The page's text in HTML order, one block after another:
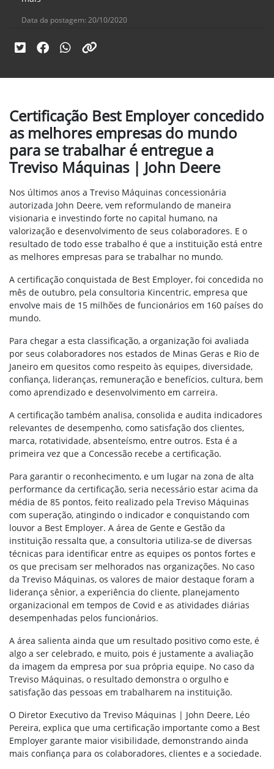
Data da postagem: 20/10/2020
Certificação Best Employer concedido
as melhores empresas do mundo
para se trabalhar é entregue a
Treviso Máquinas | John Deere
Nos últimos anos a Treviso Máquinas concessionária
autorizada John Deere, vem reformulando de maneira
visionaria e investindo forte no capital humano, na
valorização e desenvolvimento de seus colaboradores. E o
resultado de todo esse trabalho é que a instituição está entre
as melhores empresas para se trabalhar no mundo.
A certificação conquistada de Best Employer, foi concedida no
mês de outubro, pela consultoria Kincentric, empresa que
envolve mais de 15 milhões de funcionários em 160 países do
mundo.
Para chegar a esta classificação, a organização foi avaliada
por seus colaboradores nos estados de Minas Geras e Rio de
Janeiro em quesitos como respeito às equipes, diversidade,
confiança, lideranças, remuneração e benefícios, cultura, bem
como aprendizado e desenvolvimento em carreira.
A certificação também analisa, consolida e audita indicadores
relevantes de desempenho, como satisfação dos clientes,
marca, rotatividade, absenteísmo, entre outros. Esta é a
primeira vez que a Concessão recebe a certificação.
Para garantir o reconhecimento, e um lugar na zona de alta
performance da certificação, seria necessário estar acima da
média de 85 pontos, feito realizado pela Treviso Máquinas
com superação, atingindo o indicador e conquistando com
louvor a Best Employer. A área de Gente e Gestão da
instituição ressalta que, a consultoria utiliza-se de diversas
técnicas para identificar entre as equipes os pontos fortes e
os que precisam ser melhorados nas organizações. No caso
da Treviso Máquinas, os valores de maior destaque foram a
liderança sênior, a experiência do cliente, planejamento
organizacional em tempos de Covid e as atividades diárias
desempenhadas pelos funcionários.
A área salienta ainda que um resultado positivo como este, é
algo a ser celebrado, e muito, pois é justamente a avaliação
da imagem da empresa por sua própria equipe. No caso da
Treviso Máquinas, o resultado demonstra o orgulho e
satisfação das pessoas em trabalharem na instituição.
O Diretor Executivo da Treviso Máquinas | John Deere, Léo
Pereira, explica que uma certificação importante como a Best
Employer garante maior visibilidade, demonstrando ainda
mais confiança para os colaboradores, clientes e a sociedade.